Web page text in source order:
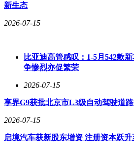
新生态
2026-07-15
比亚迪高管感叹：1-5月542款
争惨烈亦促繁荣
2026-07-15
享界G9获批北京市L3级自动驾驶道
2026-07-15
启境汽车获新股东增资 注册资本跃